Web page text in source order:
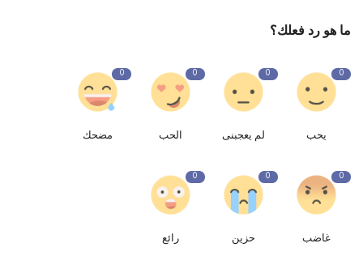
ما هو رد فعلك؟
0
يحب
0
لم يعجبنى
0
الحب
0
مضحك
0
غاضب
0
حزين
0
رائع